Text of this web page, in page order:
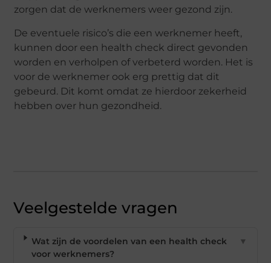
zorgen dat de werknemers weer gezond zijn.
De eventuele risico’s die een werknemer heeft,
kunnen door een health check direct gevonden
worden en verholpen of verbeterd worden. Het is
voor de werknemer ook erg prettig dat dit
gebeurd. Dit komt omdat ze hierdoor zekerheid
hebben over hun gezondheid.
Veelgestelde vragen
Wat zijn de voordelen van een health check
voor werknemers?
▼